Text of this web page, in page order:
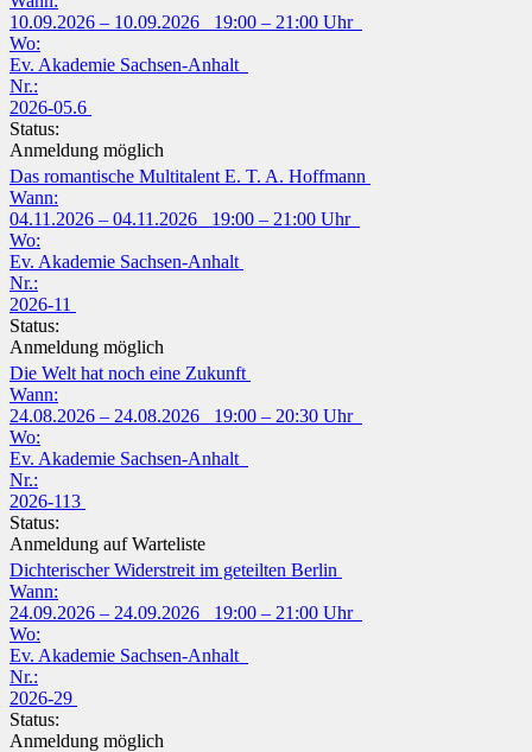
10.09.2026 – 10.09.2026 19:00 – 21:00 Uhr
Wo:
Ev. Akademie Sachsen-Anhalt
Nr.:
2026-05.6
Status:
Anmeldung möglich
Das romantische Multitalent E. T. A. Hoffmann
Wann:
04.11.2026 – 04.11.2026 19:00 – 21:00 Uhr
Wo:
Ev. Akademie Sachsen-Anhalt
Nr.:
2026-11
Status:
Anmeldung möglich
Die Welt hat noch eine Zukunft
Wann:
24.08.2026 – 24.08.2026 19:00 – 20:30 Uhr
Wo:
Ev. Akademie Sachsen-Anhalt
Nr.:
2026-113
Status:
Anmeldung auf Warteliste
Dichterischer Widerstreit im geteilten Berlin
Wann:
24.09.2026 – 24.09.2026 19:00 – 21:00 Uhr
Wo:
Ev. Akademie Sachsen-Anhalt
Nr.:
2026-29
Status:
Anmeldung möglich